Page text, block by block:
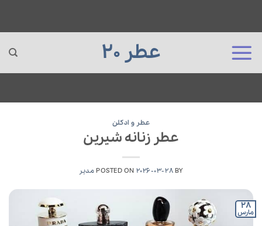
عطر 20
عطر و ادکلن
عطر زنانه شیرین
POSTED ON 2026-03-28BY مدیر
28
مارس